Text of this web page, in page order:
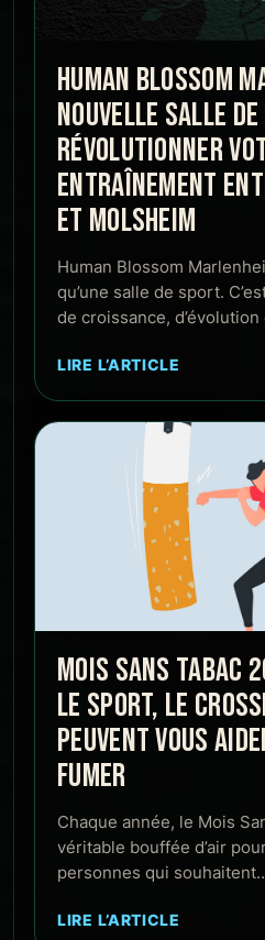
HUMAN BLOSSOM
NOUVELLE SALLE
RÉVOLUTIONNER
ENTRAÎNEMENT
ET MOLSHEIM
Human Blossom
qu’une salle de sport.
de croissance,
LIRE L’ARTICLE
MOIS SANS TABAC
LE SPORT, LE
PEUVENT VOUS
FUMER
Chaque année, le Mois
véritable bouffée d’air
personnes qui
LIRE L’ARTICLE